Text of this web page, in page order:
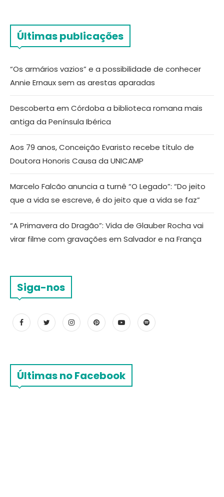
Últimas publicações
“Os armários vazios” e a possibilidade de conhecer
Annie Ernaux sem as arestas aparadas
Descoberta em Córdoba a biblioteca romana mais
antiga da Península Ibérica
Aos 79 anos, Conceição Evaristo recebe título de
Doutora Honoris Causa da UNICAMP
Marcelo Falcão anuncia a turnê “O Legado”: “Do jeito
que a vida se escreve, é do jeito que a vida se faz”
“A Primavera do Dragão”: Vida de Glauber Rocha vai
virar filme com gravações em Salvador e na França
Siga-nos
Últimas no Facebook